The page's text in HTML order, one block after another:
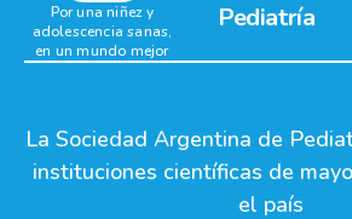
Pediatría
Por una niñez y
adolescencia sanas,
en un mundo mejor
La Sociedad Argentina de
instituciones científicas de
el país